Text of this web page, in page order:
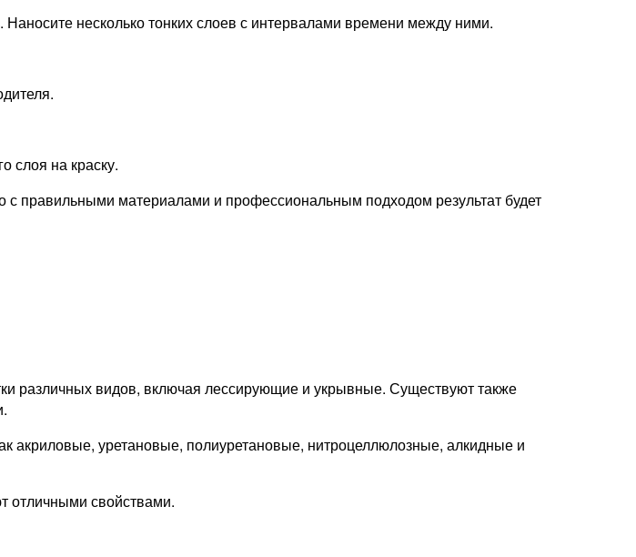
несколько тонких слоев с интервалами времени между ними.
слоя на краску.
с правильными материалами и профессиональным подходом результат будет
различных видов, включая лессирующие и укрывные. Существуют также
акриловые, уретановые, полиуретановые, нитроцеллюлозные, алкидные и
отличными свойствами.